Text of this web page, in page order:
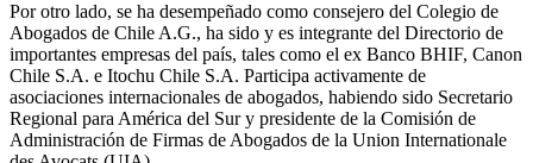
Por otro lado, se ha desempeñado como consejero del Colegio de
Abogados de Chile A.G., ha sido y es integrante del Directorio de
importantes empresas del país, tales como el ex Banco BHIF, Canon
Chile S.A. e Itochu Chile S.A. Participa activamente de
asociaciones internacionales de abogados, habiendo sido Secretario
Regional para América del Sur y presidente de la Comisión de
Administración de Firmas de Abogados de la Union Internationale